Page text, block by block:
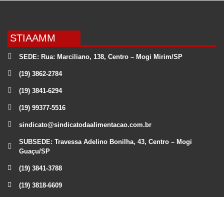
STIAAMM
SEDE: Rua: Marciliano, 138, Centro – Mogi Mirim/SP
(19) 3862-2784
(19) 3841-6294
(19) 99377-5516
sindicato@sindicatodaalimentacao.com.br
SUBSEDE: Travessa Adelino Bonilha, 43, Centro – Mogi
Guaçu/SP
(19) 3841-3788
(19) 3818-6609